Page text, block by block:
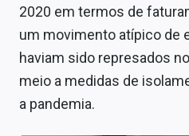
2020 em termos de
um movimento atípico de
haviam sido represados
meio a medidas de
a pandemia.